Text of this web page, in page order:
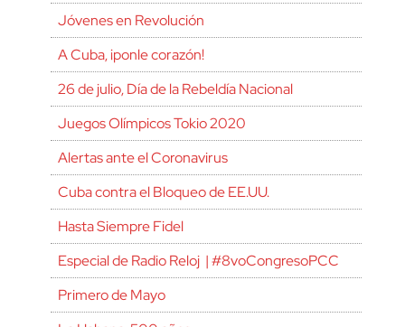
Jóvenes en Revolución
A Cuba, ¡ponle corazón!
26 de julio, Día de la Rebeldía Nacional
Juegos Olímpicos Tokio 2020
Alertas ante el Coronavirus
Cuba contra el Bloqueo de EE.UU.
Hasta Siempre Fidel
Especial de Radio Reloj | #8voCongresoPCC
Primero de Mayo